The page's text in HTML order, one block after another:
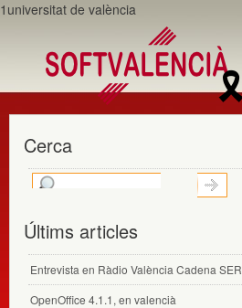
1universitat de valència
Cerca
Últims articles
Entrevista en Ràdio València Cadena SER
OpenOffice 4.1.1, en valencià